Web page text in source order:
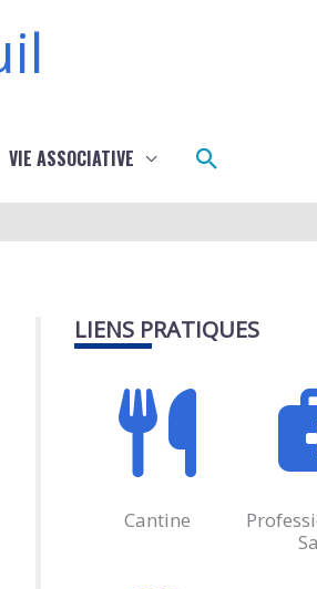
VIE ASSOCIATIVE Rechercher
LIENS PRATIQUES
Cantine